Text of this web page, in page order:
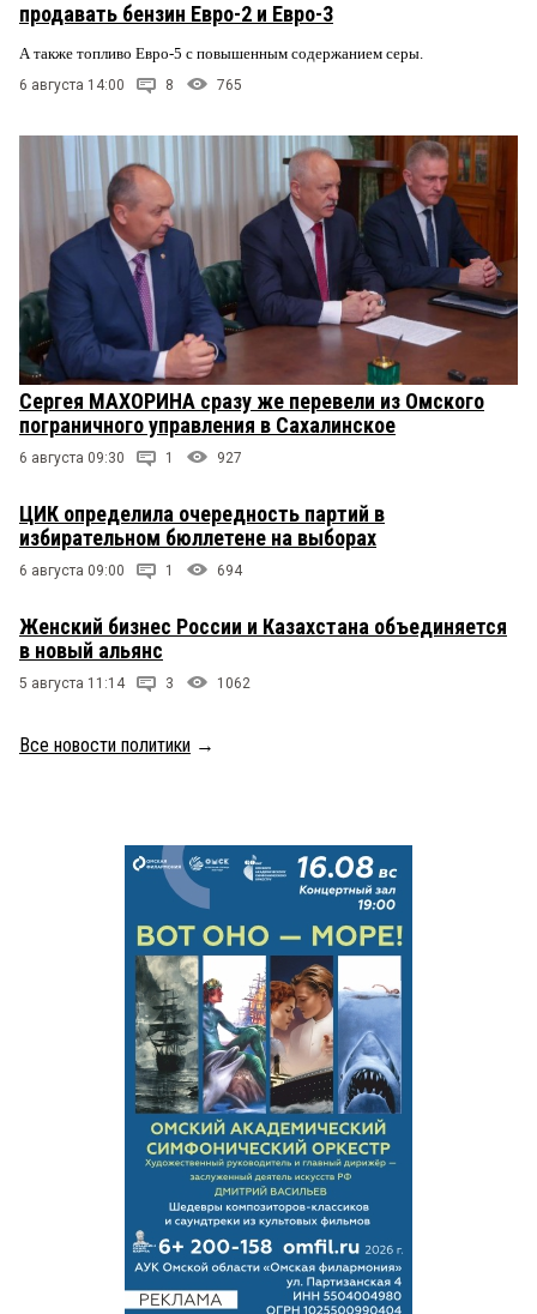
продавать бензин Евро-2 и Евро-3
А также топливо Евро-5 с повышенным содержанием серы.
6 августа 14:00 8 765
Сергея МАХОРИНА сразу же перевели из Омского
пограничного управления в Сахалинское
6 августа 09:30 1 927
ЦИК определила очередность партий в
избирательном бюллетене на выборах
6 августа 09:00 1 694
Женский бизнес России и Казахстана объединяется
в новый альянс
5 августа 11:14 3 1062
Все новости политики →